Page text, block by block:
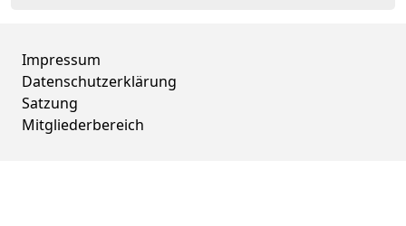
Impressum
Datenschutzerklärung
Satzung
Mitgliederbereich